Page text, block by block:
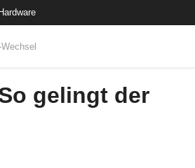
gelingt der